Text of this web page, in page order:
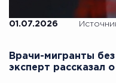
01.07.2026
Врачи-мигранты
эксперт рассказал